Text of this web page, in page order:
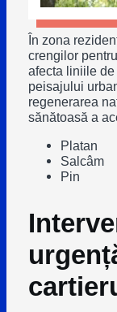
În zona
crengilor
afecta liniile
peisajului
regenerarea
sănătoasă a
Platan
Salcâm
Pin